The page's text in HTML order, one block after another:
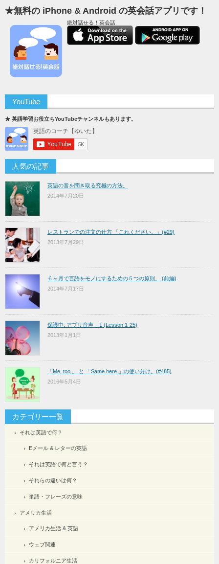
★無料の iPhone & Android の英会話アプリです！
絶対話せる！英会話
YouTube
★ 英語学習お役立ちYouTubeチャンネルもあります。
人気の記事
英語の音を聞き取る究極の方法。
2014年7月20日
レストランでの注文の仕方 「これください。」(#29)
2013年7月29日
６ヶ月で言語をモノにするための５つの原則。 (前編)
2014年7月17日
保護中: アプリ音声 – 1 (Lesson 1-25)
2013年1月1日
「Me, too.」 と 「Same here.」の使い分け。(#485)
2016年5月4日
カテゴリー一覧
それは英語で何？
Eメール & レターの英語
それは英語で何と言う？
それらの違いは何？
単語・フレーズの意味
アメリカ生活
アメリカ生活 & 英語
ウェブ関連
カリフォルニア生活